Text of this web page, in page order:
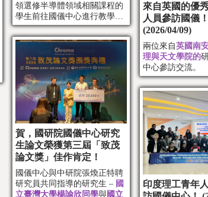
領選修半導體領域相關課程的
學生前往國儀中心進行教學參
訪。
來自英國的優
人員參訪國儀！
(2026/04/09)
兩位來自英國南
理與天文學院的
中心參訪交流。
賀，國研院國儀中心研究
生論文榮獲第三屆「致茂
論文獎」佳作肯定！
國儀中心與中研院張煥正特聘
研究員共同指導的研究生 – 國
立臺灣大學楊諭欣同學與國立
印度理工青年